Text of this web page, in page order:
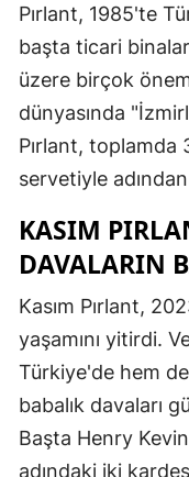
Pırlant, 1985'te
başta ticari
üzere birçok
dünyasında
Pırlant, toplamda
servetiyle
KASIM
DAVALARIN
Kasım Pırlant,
yaşamını yitirdi.
Türkiye'de hem
babalık davaları
Başta Henry
adındaki iki